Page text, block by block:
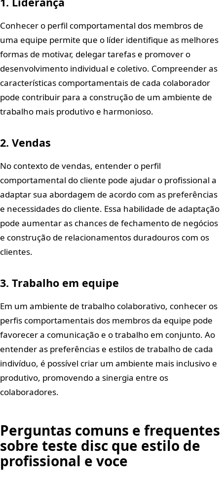
Conhecer o perfil comportamental dos membros de
uma equipe permite que o líder identifique as melhores
formas de motivar, delegar tarefas e promover o
desenvolvimento individual e coletivo. Compreender as
características comportamentais de cada colaborador
pode contribuir para a construção de um ambiente de
trabalho mais produtivo e harmonioso.
2. Vendas
No contexto de vendas, entender o perfil
comportamental do cliente pode ajudar o profissional a
adaptar sua abordagem de acordo com as preferências
e necessidades do cliente. Essa habilidade de adaptação
pode aumentar as chances de fechamento de negócios
e construção de relacionamentos duradouros com os
clientes.
3. Trabalho em equipe
Em um ambiente de trabalho colaborativo, conhecer os
perfis comportamentais dos membros da equipe pode
favorecer a comunicação e o trabalho em conjunto. Ao
entender as preferências e estilos de trabalho de cada
indivíduo, é possível criar um ambiente mais inclusivo e
produtivo, promovendo a sinergia entre os
colaboradores.
Perguntas comuns e frequentes
sobre teste disc que estilo de
profissional e voce